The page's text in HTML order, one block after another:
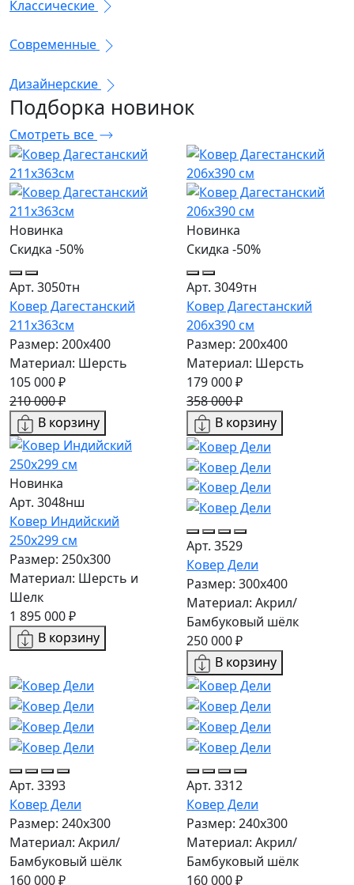
Классические
Современные
Дизайнерские
Подборка новинок
Смотреть все
Новинка
Скидка -50%
Арт. 3050тн
Ковер Дагестанский
211x363см
Размер: 200х400
Материал: Шерсть
105 000 ₽
210 000 ₽
В корзину
Новинка
Скидка -50%
Арт. 3049тн
Ковер Дагестанский
206x390 см
Размер: 200х400
Материал: Шерсть
179 000 ₽
358 000 ₽
В корзину
Новинка
Арт. 3048нш
Ковер Индийский
250x299 см
Размер: 250x300
Материал: Шерсть и
Шелк
1 895 000 ₽
В корзину
Арт. 3529
Ковер Дели
Размер: 300х400
Материал: Акрил/
Бамбуковый шёлк
250 000 ₽
В корзину
Арт. 3393
Ковер Дели
Размер: 240х300
Материал: Акрил/
Бамбуковый шёлк
160 000 ₽
Арт. 3312
Ковер Дели
Размер: 240х300
Материал: Акрил/
Бамбуковый шёлк
160 000 ₽